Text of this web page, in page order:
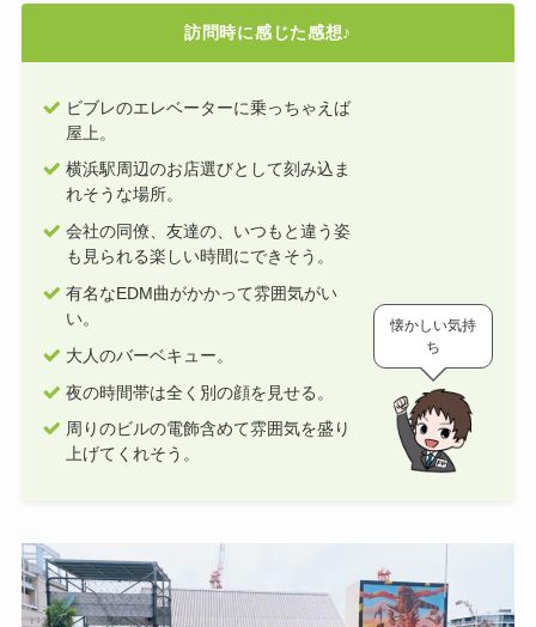
訪問時に感じた感想♪
ビブレのエレベーターに乗っちゃえば
屋上。
横浜駅周辺のお店選びとして刻み込ま
れそうな場所。
会社の同僚、友達の、いつもと違う姿
も見られる楽しい時間にできそう。
有名なEDM曲がかかって雰囲気がい
い。
大人のバーベキュー。
夜の時間帯は全く別の顔を見せる。
周りのビルの電飾含めて雰囲気を盛り
上げてくれそう。
懐かしい気持
ち